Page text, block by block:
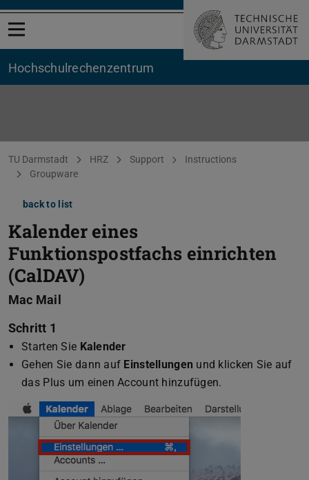
Open menu
Hochschul­rechenzentrum
You are here:
TU Darmstadt HRZ Support
Instructions
Groupware
back to list
Kalender eines
Funktionspostfachs einrichten
(CalDAV)
Mac Mail
Schritt 1
Starten Sie Kalender
Gehen Sie dann auf Einstellungen und klicken Sie auf
das Plus um einen Account hinzufügen.